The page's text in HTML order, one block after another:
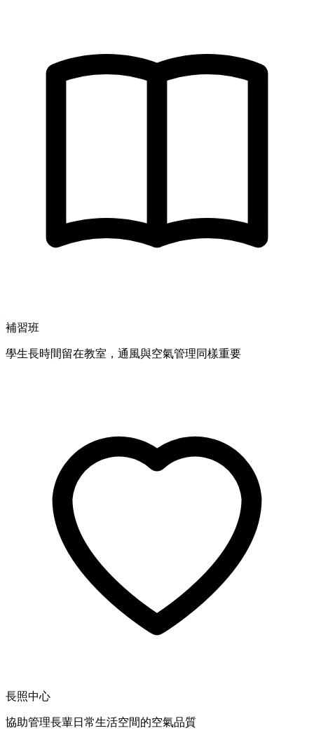
補習班
學生長時間留在教室，通風與空氣管理同樣重要
長照中心
協助管理長輩日常生活空間的空氣品質